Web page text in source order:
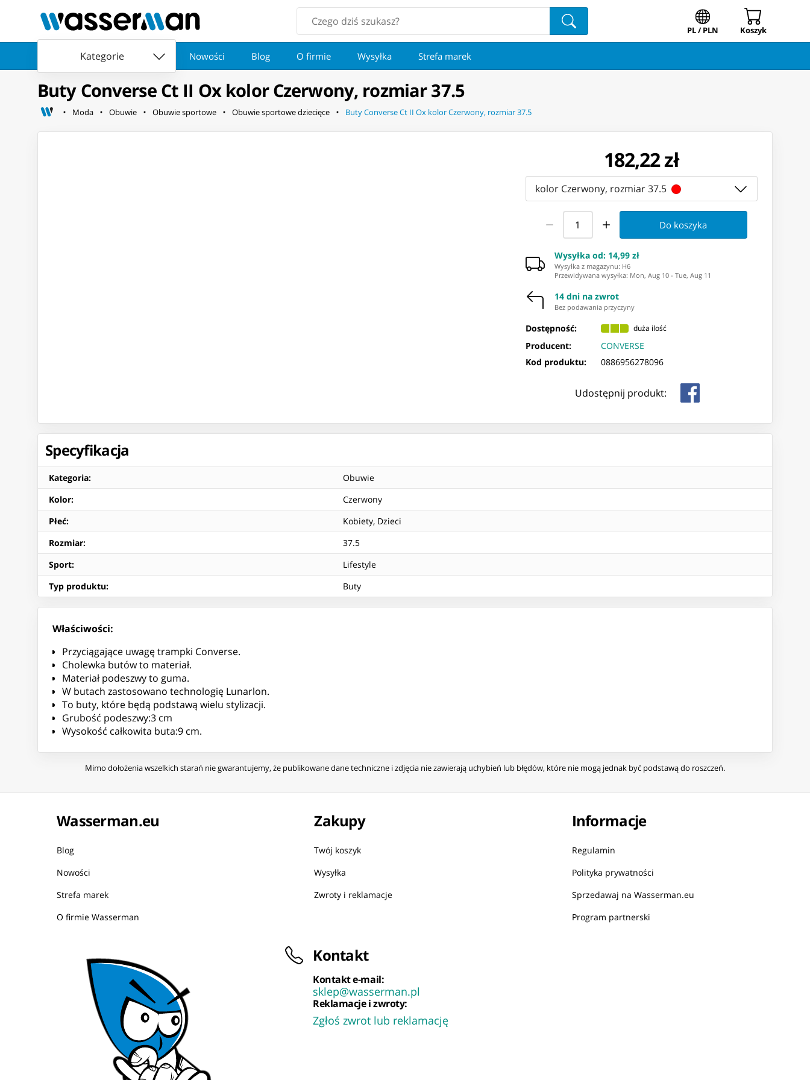
PL / PLN Koszyk
Kategorie Nowości Blog O firmie Wysyłka Strefa marek
Buty Converse Ct II Ox kolor Czerwony, rozmiar 37.5
Moda Obuwie Obuwie sportowe Obuwie sportowe dziecięce Buty Converse Ct II Ox kolor Czerwony, rozmiar 37.5
182,22 zł
kolor Czerwony, rozmiar 37.5
Do koszyka
Wysyłka od: 14,99 zł
Wysyłka z magazynu: ⁨H6⁩
Przewidywana wysyłka: Mon, Aug 10 -Tue, Aug 11
14 dni na zwrot
Bez podawania przyczyny
Dostępność: duża ilość
Producent:
CONVERSE
Kod produktu:
0886956278096
Udostępnij produkt:
Specyfikacja
Kategoria:
Obuwie
Kolor:
Czerwony
Płeć:
Kobiety, Dzieci
Rozmiar:
37.5
Sport:
Lifestyle
Typ produktu: Buty
Właściwości:
Przyciągające uwagę trampki Converse.
Cholewka butów to materiał.
Materiał podeszwy to guma.
W butach zastosowano technologię Lunarlon.
To buty, które będą podstawą wielu stylizacji.
Grubość podeszwy:3 cm
Wysokość całkowita buta:9 cm.
Mimo dołożenia wszelkich starań nie gwarantujemy, że publikowane dane techniczne i zdjęcia nie zawierają uchybień lub błędów, które nie mogą jednak być podstawą do roszczeń.
Wasserman.eu
Blog
Nowości
Strefa marek
O firmie Wasserman
Zakupy
Twój koszyk
Wysyłka
Zwroty i reklamacje
Informacje
Regulamin
Polityka prywatności
Sprzedawaj na Wasserman.eu
Program partnerski
Kontakt
Kontakt e-mail:
sklep@wasserman.pl
Reklamacje i zwroty:
Zgłoś zwrot lub reklamację